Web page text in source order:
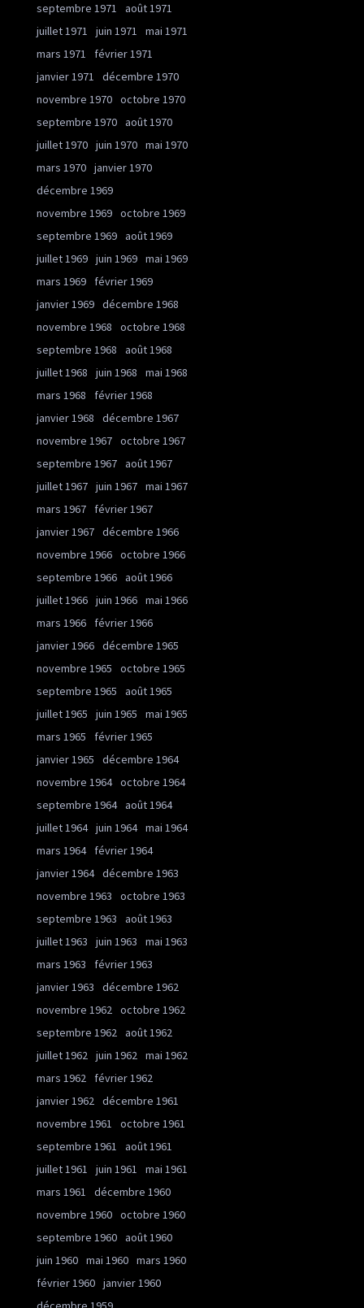
septembre 1971
août 1971
juillet 1971
juin 1971
mai 1971
mars 1971
février 1971
janvier 1971
décembre 1970
novembre 1970 octobre 1970
septembre 1970 août 1970
juillet 1970 juin 1970 mai 1970
mars 1970 janvier 1970
décembre 1969
novembre 1969 octobre 1969
septembre 1969 août 1969
juillet 1969 juin 1969 mai 1969
mars 1969
février 1969
janvier 1969 décembre 1968
novembre 1968
octobre 1968
septembre 1968
août 1968
juillet 1968
juin 1968
mai 1968
mars 1968
février 1968
janvier 1968
décembre 1967
novembre 1967 octobre 1967
septembre 1967 août 1967
juillet 1967 juin 1967 mai 1967
mars 1967
février 1967
janvier 1967 décembre 1966
novembre 1966 octobre 1966
septembre 1966 août 1966
juillet 1966 juin 1966 mai 1966
mars 1966
février 1966
janvier 1966 décembre 1965
novembre 1965
octobre 1965
septembre 1965
août 1965
juillet 1965
juin 1965
mai 1965
mars 1965
février 1965
janvier 1965
décembre 1964
novembre 1964 octobre 1964
septembre 1964 août 1964
juillet 1964 juin 1964 mai 1964
mars 1964
février 1964
janvier 1964 décembre 1963
novembre 1963
octobre 1963
septembre 1963
août 1963
juillet 1963
juin 1963
mai 1963
mars 1963
février 1963
janvier 1963
décembre 1962
novembre 1962 octobre 1962
septembre 1962 août 1962
juillet 1962 juin 1962 mai 1962
mars 1962
février 1962
janvier 1962 décembre 1961
novembre 1961
octobre 1961
septembre 1961
août 1961
juillet 1961
juin 1961
mai 1961
mars 1961
décembre 1960
novembre 1960 octobre 1960
septembre 1960 août 1960
juin 1960 mai 1960 mars 1960
février 1960 janvier 1960